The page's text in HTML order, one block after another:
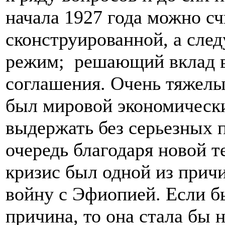
начала 1927 года можно
сконструированной, а
режим; решающий вклад
соглашения. Очень
был мировой
выдержать без
очередь благодаря новой
кризис был одной из
войну с Эфиопией. Если
причина, то она стала бы